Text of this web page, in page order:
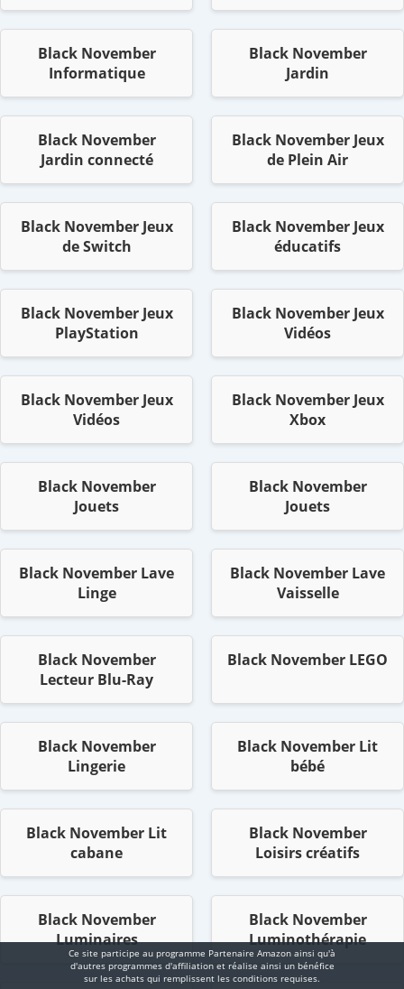
Black November
Informatique
Black November
Jardin
Black November
Jardin connecté
Black November Jeux
de Plein Air
Black November Jeux
de Switch
Black November Jeux
éducatifs
Black November Jeux
PlayStation
Black November Jeux
Vidéos
Black November Jeux
Vidéos
Black November Jeux
Xbox
Black November
Jouets
Black November
Jouets
Black November Lave
Linge
Black November Lave
Vaisselle
Black November
Lecteur Blu-Ray
Black November LEGO
Black November
Lingerie
Black November Lit
bébé
Black November Lit
cabane
Black November
Loisirs créatifs
Black November
Luminaires
Black November
Luminothérapie
Ce site participe au programme Partenaire Αmazοn ainsi qu'à
d'autres programmes d'affiliation et réalise ainsi un bénéfice
sur les achats qui remplissent les conditions requises.